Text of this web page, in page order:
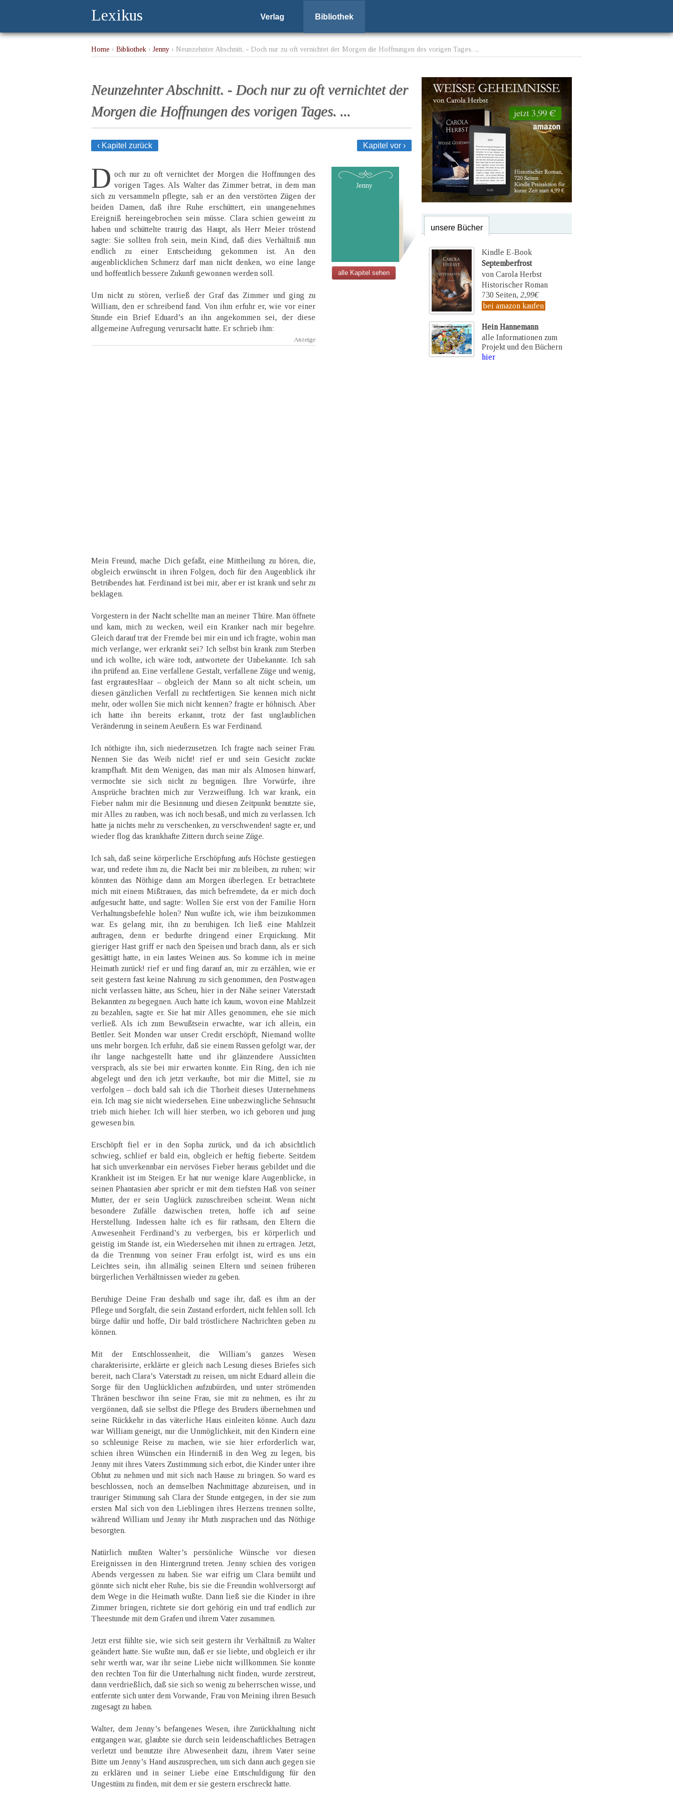
Lexikus Verlag Bibliothek
Home › Bibliothek › Jenny › Neunzehnter Abschnitt. - Doch nur zu oft vernichtet der Morgen die Hoffnungen des vorigen Tages. ...
Neunzehnter Abschnitt. - Doch nur zu oft vernichtet der
Morgen die Hoffnungen des vorigen Tages. ...
‹ Kapitel zurück Kapitel vor ›
D och nur zu oft vernichtet der Morgen die Hoffnungen des
vorigen Tages. Als Walter das Zimmer betrat, in dem man
sich zu versammeln pflegte, sah er an den verstörten Zügen der
beiden Damen, daß ihre Ruhe erschüttert, ein unangenehmes
Ereigniß hereingebrochen sein müsse. Clara schien geweint zu
haben und schüttelte traurig das Haupt, als Herr Meier tröstend
sagte: Sie sollten froh sein, mein Kind, daß dies Verhältniß nun
endlich zu einer Entscheidung gekommen ist. An den
augenblicklichen Schmerz darf man nicht denken, wo eine lange
und hoffentlich bessere Zukunft gewonnen werden soll.
Um nicht zu stören, verließ der Graf das Zimmer und ging zu
William, den er schreibend fand. Von ihm erfuhr er, wie vor einer
Stunde ein Brief Eduard’s an ihn angekommen sei, der diese
allgemeine Aufregung verursacht hatte. Er schrieb ihm:
Mein Freund, mache Dich gefaßt, eine Mittheilung zu hören, die,
obgleich erwünscht in ihren Folgen, doch für den Augenblick ihr
Betrübendes hat. Ferdinand ist bei mir, aber er ist krank und sehr zu
beklagen.
Vorgestern in der Nacht schellte man an meiner Thüre. Man öffnete
und kam, mich zu wecken, weil ein Kranker nach mir begehre.
Gleich darauf trat der Fremde bei mir ein und ich fragte, wohin man
mich verlange, wer erkrankt sei? Ich selbst bin krank zum Sterben
und ich wollte, ich wäre todt, antwortete der Unbekannte. Ich sah
ihn prüfend an. Eine verfallene Gestalt, verfallene Züge und wenig,
fast ergrautesHaar – obgleich der Mann so alt nicht schein, um
diesen gänzlichen Verfall zu rechtfertigen. Sie kennen mich nicht
mehr, oder wollen Sie mich nicht kennen? fragte er höhnisch. Aber
ich hatte ihn bereits erkannt, trotz der fast unglaublichen
Veränderung in seinem Aeußern. Es war Ferdinand.
Ich nöthigte ihn, sich niederzusetzen. Ich fragte nach seiner Frau.
Nennen Sie das Weib nicht! rief er und sein Gesicht zuckte
krampfhaft. Mit dem Wenigen, das man mir als Almosen hinwarf,
vermochte sie sich nicht zu begnügen. Ihre Vorwürfe, ihre
Ansprüche brachten mich zur Verzweiflung. Ich war krank, ein
Fieber nahm mir die Besinnung und diesen Zeitpunkt benutzte sie,
mir Alles zu rauben, was ich noch besaß, und mich zu verlassen. Ich
hatte ja nichts mehr zu verschenken, zu verschwenden! sagte er, und
wieder flog das krankhafte Zittern durch seine Züge.
Ich sah, daß seine körperliche Erschöpfung aufs Höchste gestiegen
war, und redete ihm zu, die Nacht bei mir zu bleiben, zu ruhen; wir
könnten das Nöthige dann am Morgen überlegen. Er betrachtete
mich mit einem Mißtrauen, das mich befremdete, da er mich doch
aufgesucht hatte, und sagte: Wollen Sie erst von der Familie Horn
Verhaltungsbefehle holen? Nun wußte ich, wie ihm beizukommen
war. Es gelang mir, ihn zu beruhigen. Ich ließ eine Mahlzeit
auftragen, denn er bedurfte dringend einer Erquickung. Mit
gieriger Hast griff er nach den Speisen und brach dann, als er sich
gesättigt hatte, in ein lautes Weinen aus. So komme ich in meine
Heimath zurück! rief er und fing darauf an, mir zu erzählen, wie er
seit gestern fast keine Nahrung zu sich genommen, den Postwagen
nicht verlassen hätte, aus Scheu, hier in der Nähe seiner Vaterstadt
Bekannten zu begegnen. Auch hatte ich kaum, wovon eine Mahlzeit
zu bezahlen, sagte er. Sie hat mir Alles genommen, ehe sie mich
verließ. Als ich zum Bewußtsein erwachte, war ich allein, ein
Bettler. Seit Monden war unser Credit erschöpft, Niemand wollte
uns mehr borgen. Ich erfuhr, daß sie einem Russen gefolgt war, der
ihr lange nachgestellt hatte und ihr glänzendere Aussichten
versprach, als sie bei mir erwarten konnte. Ein Ring, den ich nie
abgelegt und den ich jetzt verkaufte, bot mir die Mittel, sie zu
verfolgen – doch bald sah ich die Thorheit dieses Unternehmens
ein. Ich mag sie nicht wiedersehen. Eine unbezwingliche Sehnsucht
trieb mich hieher. Ich will hier sterben, wo ich geboren und jung
gewesen bin.
Erschöpft fiel er in den Sopha zurück, und da ich absichtlich
schwieg, schlief er bald ein, obgleich er heftig fieberte. Seitdem
hat sich unverkennbar ein nervöses Fieber heraus gebildet und die
Krankheit ist im Steigen. Er hat nur wenige klare Augenblicke, in
seinen Phantasien aber spricht er mit dem tiefsten Haß von seiner
Mutter, der er sein Unglück zuzuschreiben scheint. Wenn nicht
besondere Zufälle dazwischen treten, hoffe ich auf seine
Herstellung. Indessen halte ich es für rathsam, den Eltern die
Anwesenheit Ferdinand’s zu verbergen, bis er körperlich und
geistig im Stande ist, ein Wiedersehen mit ihnen zu ertragen. Jetzt,
da die Trennung von seiner Frau erfolgt ist, wird es uns ein
Leichtes sein, ihn allmälig seinen Eltern und seinen früheren
bürgerlichen Verhältnissen wieder zu geben.
Beruhige Deine Frau deshalb und sage ihr, daß es ihm an der
Pflege und Sorgfalt, die sein Zustand erfordert, nicht fehlen soll. Ich
bürge dafür und hoffe, Dir bald tröstlichere Nachrichten geben zu
können.
Mit der Entschlossenheit, die William’s ganzes Wesen
charakterisirte, erklärte er gleich nach Lesung dieses Briefes sich
bereit, nach Clara’s Vaterstadt zu reisen, um nicht Eduard allein die
Sorge für den Unglücklichen aufzubürden, und unter strömenden
Thränen beschwor ihn seine Frau, sie mit zu nehmen, es ihr zu
vergönnen, daß sie selbst die Pflege des Bruders übernehmen und
seine Rückkehr in das väterliche Haus einleiten könne. Auch dazu
war William geneigt, nur die Unmöglichkeit, mit den Kindern eine
so schleunige Reise zu machen, wie sie hier erforderlich war,
schien ihren Wünschen ein Hinderniß in den Weg zu legen, bis
Jenny mit ihres Vaters Zustimmung sich erbot, die Kinder unter ihre
Obhut zu nehmen und mit sich nach Hause zu bringen. So ward es
beschlossen, noch an demselben Nachmittage abzureisen, und in
trauriger Stimmung sah Clara der Stunde entgegen, in der sie zum
ersten Mal sich von den Lieblingen ihres Herzens trennen sollte,
während William und Jenny ihr Muth zusprachen und das Nöthige
besorgten.
Natürlich mußten Walter’s persönliche Wünsche vor diesen
Ereignissen in den Hintergrund treten. Jenny schien des vorigen
Abends vergessen zu haben. Sie war eifrig um Clara bemüht und
gönnte sich nicht eher Ruhe, bis sie die Freundin wohlversorgt auf
dem Wege in die Heimath wußte. Dann ließ sie die Kinder in ihre
Zimmer bringen, richtete sie dort gehörig ein und traf endlich zur
Theestunde mit dem Grafen und ihrem Vater zusammen.
Jetzt erst fühlte sie, wie sich seit gestern ihr Verhältniß zu Walter
geändert hatte. Sie wußte nun, daß er sie liebte, und obgleich er ihr
sehr werth war, war ihr seine Liebe nicht willkommen. Sie konnte
den rechten Ton für die Unterhaltung nicht finden, wurde zerstreut,
dann verdrießlich, daß sie sich so wenig zu beherrschen wisse, und
entfernte sich unter dem Vorwande, Frau von Meining ihren Besuch
zugesagt zu haben.
Walter, dem Jenny’s befangenes Wesen, ihre Zurückhaltung nicht
entgangen war, glaubte sie durch sein leidenschaftliches Betragen
verletzt und benutzte ihre Abwesenheit dazu, ihrem Vater seine
Bitte um Jenny’s Hand auszusprechen, um sich dann auch gegen sie
zu erklären und in seiner Liebe eine Entschuldigung für den
Ungestüm zu finden, mit dem er sie gestern erschreckt hatte.
Jenny
alle Kapitel sehen
unsere Bücher
Kindle E-Book
Septemberfrost
von Carola Herbst
Historischer Roman
730 Seiten, 2,99€
bei amazon kaufen
Hein Hannemann
alle Informationen zum
Projekt und den Büchern
hier